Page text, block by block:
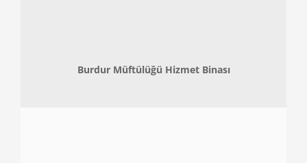
Burdur Müftülüğü Hizmet Binası